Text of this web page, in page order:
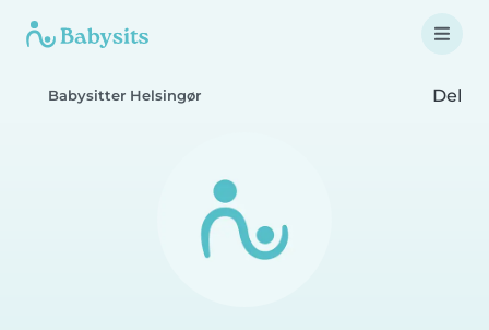
Babysitter Helsingør Del